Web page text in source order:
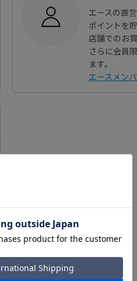
エースの直
ポイントを
店舗でのお
さらに会員
ます。
エースメン
500ポイントプレゼント